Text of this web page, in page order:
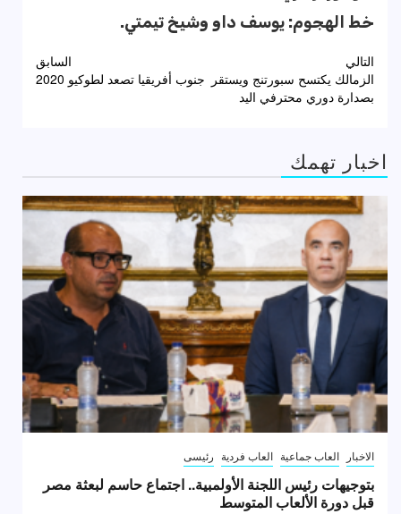
خط الهجوم: يوسف داو وشيخ تيمتي.
تصفّح
المقالات
السابق
جنوب أفريقيا تصعد لطوكيو 2020
التالي
الزمالك يكتسح سبورتنج ويستقر
بصدارة دوري محترفي اليد
اخبار تهمك
الاخبار العاب جماعية العاب فردية رئيسى
بتوجيهات رئيس اللجنة الأولمبية.. اجتماع حاسم لبعثة مصر
قبل دورة الألعاب المتوسط